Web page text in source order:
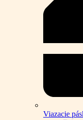
Viazacie